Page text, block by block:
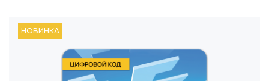
НОВИНКА